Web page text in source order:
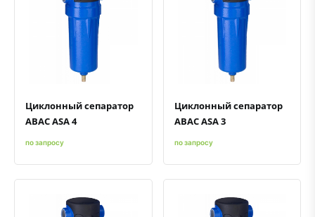
Быстрый просмотрДобавить к сравнению
Циклонный сепаратор
ABAC ASA 4
по запросу
Быстрый просмотрДобавить к сравнению
Циклонный сепаратор
ABAC ASA 3
по запросу